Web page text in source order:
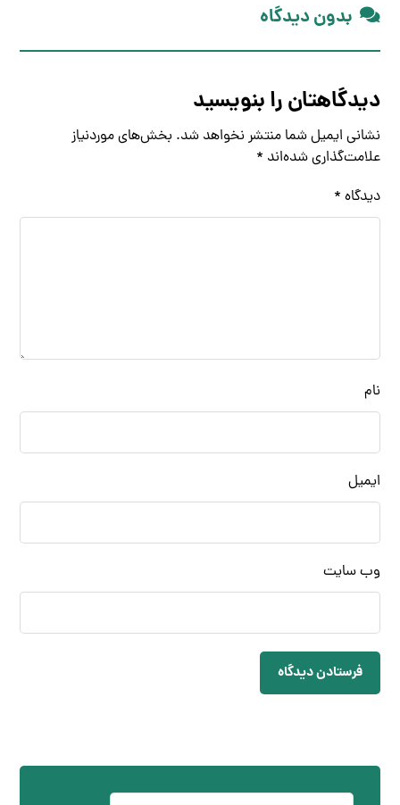
بدون دیدگاه
دیدگاهتان را بنویسید
نشانی ایمیل شما منتشر نخواهد شد. بخش‌های موردنیاز
علامت‌گذاری شده‌اند *
دیدگاه *
نام
ایمیل
وب‌ سایت
فرستادن دیدگاه